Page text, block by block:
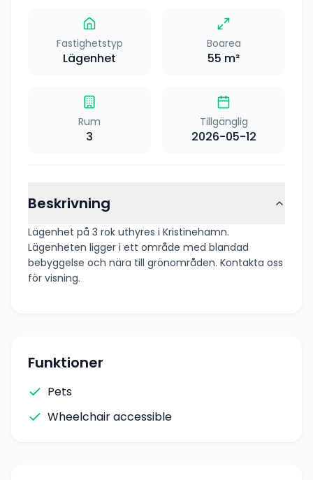
Fastighetstyp
Lägenhet
Boarea
55 m²
Rum
3
Tillgänglig
2026-05-12
Beskrivning
Lägenhet på 3 rok uthyres i Kristinehamn.
Lägenheten ligger i ett område med blandad
bebyggelse och nära till grönområden. Kontakta oss
för visning.
Funktioner
Pets
Wheelchair accessible